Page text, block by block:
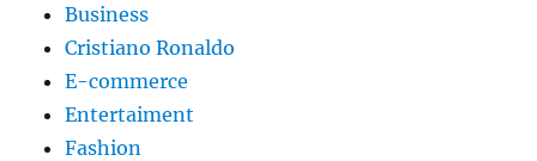
Business
Cristiano Ronaldo
E-commerce
Entertaiment
Fashion